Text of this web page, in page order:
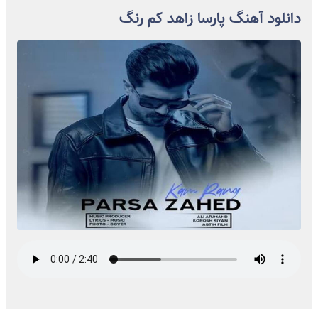
دانلود آهنگ پارسا زاهد کم رنگ